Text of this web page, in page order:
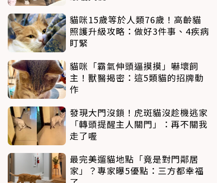
貓咪15歲等於人類76歲！高齡貓
照護升級攻略：做好3件事、4疾病
盯緊
貓咪「霸氣伸頭逼摸摸」嚇壞飼
主！獸醫揭密：這5類貓的招牌動
作
發現大門沒鎖！虎斑貓沒趁機逃家
「轉頭提醒主人關門」：再不關我
走了喔
最完美遛貓地點「竟是對門鄰居
家」？專家曝5優點：三方都幸福